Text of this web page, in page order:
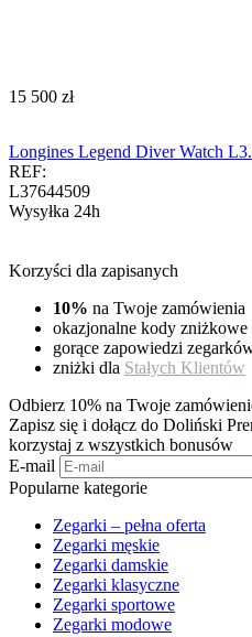
‍15 500‍ zł
Longines Legend Diver Watch
REF:
L37644509
Wysyłka 24h
Korzyści dla zapisanych
10% na Twoje zamówienia
okazjonalne kody zniżkowe
gorące zapowiedzi
zniżki dla Stałych Klientów
Odbierz 10% na Twoje
Zapisz się i dołącz do Doliński
korzystaj z wszystkich bonusów
E-mail
Popularne kategorie
Zegarki – pełna oferta
Zegarki męskie
Zegarki damskie
Zegarki klasyczne
Zegarki sportowe
Zegarki modowe